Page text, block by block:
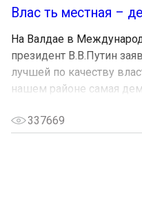
Влас ть местная –
На Валдае в
президент В.В.Путин
лучшей по качеству
нашем районе самая
337669